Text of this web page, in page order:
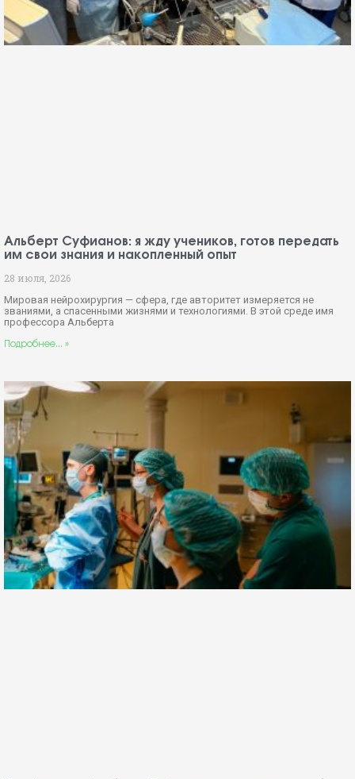
Альберт Суфианов: я жду учеников, готов передать
им свои знания и накопленный опыт
28 июля, 2026
Мировая нейрохирургия — сфера, где авторитет измеряется не
званиями, а спасенными жизнями и технологиями. В этой среде имя
профессора Альберта
Подробнее... »